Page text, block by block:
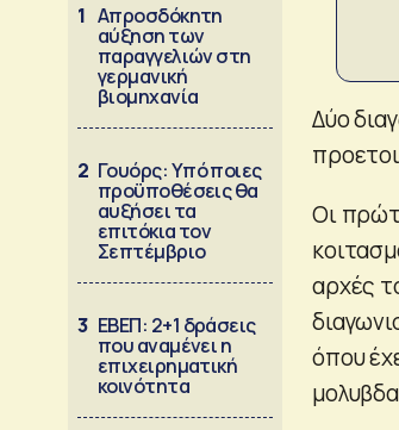
1 Απροσδόκητη
αύξηση των
παραγγελιών στη
γερμανική
βιομηχανία
2 Γουόρς: Υπό ποιες
προϋποθέσεις θα
αυξήσει τα
επιτόκια τον
Σεπτέμβριο
3 ΕΒΕΠ: 2+1 δράσεις
που αναμένει η
επιχειρηματική
κοινότητα
Δύο
Οι
αρχές
όπου